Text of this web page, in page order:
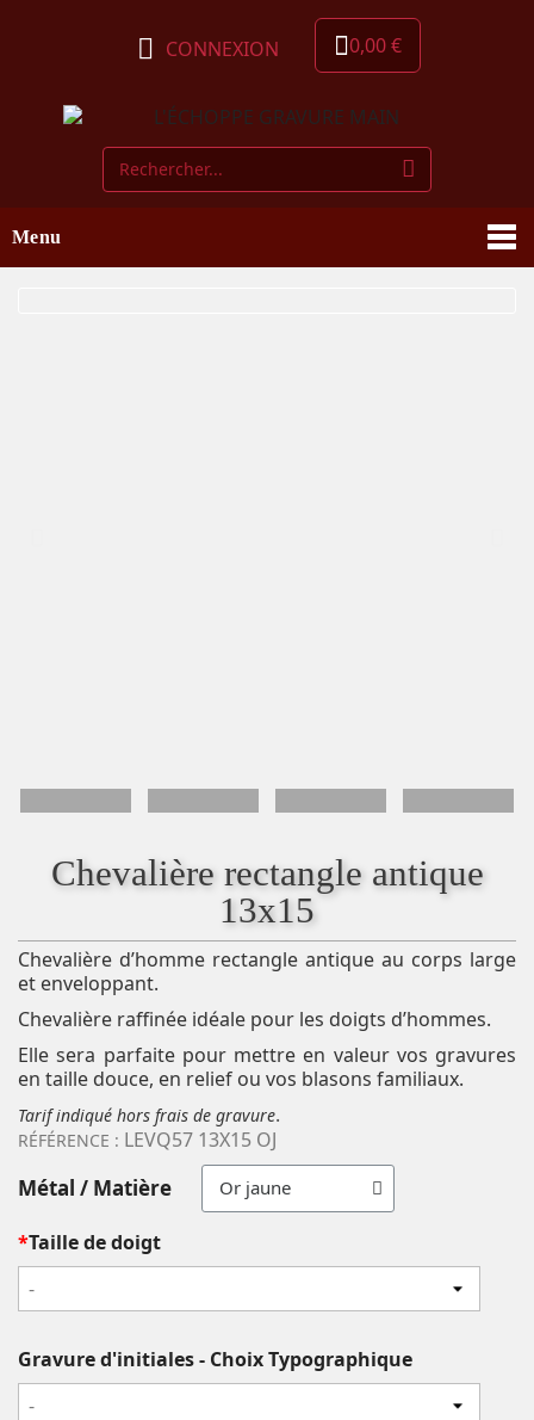
CONNEXION 0,00 €
Menu
Chevalière rectangle antique
13x15
Chevalière d’homme rectangle antique au corps large
et enveloppant.
Chevalière raffinée idéale pour les doigts d’hommes.
Elle sera parfaite pour mettre en valeur vos gravures
en taille douce, en relief ou vos blasons familiaux.
Tarif indiqué hors frais de gravure.
RÉFÉRENCE : LEVQ57 13X15 OJ
Métal / Matière
*Taille de doigt
-
Gravure d'initiales - Choix Typographique
-